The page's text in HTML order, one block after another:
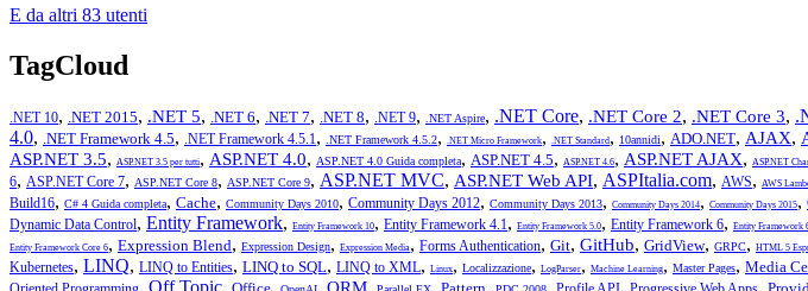
E da altri 83 utenti
TagCloud
.NET 10, .NET 2015, .NET 5, .NET 6, .NET 7, .NET 8, .NET 9, .NET Aspire, .NET Core, .NET Core 2, .NET Core 3,
4.0, .NET Framework 4.5, .NET Framework 4.5.1 , .NET Framework 4.5.2, .NET Micro Framework, .NET Standard, 10annidi, ADO.NET, AJAX,
ASP.NET 3.5, ASP.NET 3.5 per tutti, ASP.NET 4.0, ASP.NET 4.0 Guida completa, ASP.NET 4.5, ASP.NET 4.6, ASP.NET AJAX, ASP.NET
6, ASP.NET Core 7, ASP.NET Core 8, ASP.NET Core 9, ASP.NET MVC, ASP.NET Web API, ASPItalia.com, AWS, AWS
Build16, C# 4 Guida completa, Cache, Community Days 2010, Community Days 2012, Community Days 2013, Community Days 2014, Community Days 2015,
Dynamic Data Control, Entity Framework, Entity Framework 10, Entity Framework 4.1 , Entity Framework 5.0, Entity Framework 6, Entity Framework
Entity Framework Core 6, Expression Blend, Expression Design, Expression Media , Forms Authentication, Git, GitHub, GridView, GRPC, HTML 5
Kubernetes, LINQ, LINQ to Entities, LINQ to SQL, LINQ to XML, Linux, Localizzazione, LogParser, Machine Learning, Master Pages, Media
, Off Topic, , , ORM, , , , , ,